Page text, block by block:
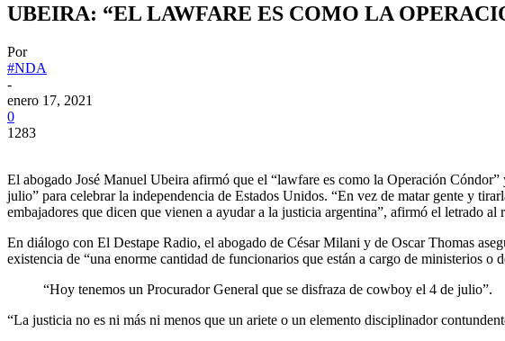
UBEIRA: “EL LAWFARE ES COMO LA
Por
#NDA
-
enero 17, 2021
0
1283
El abogado José Manuel Ubeira afirmó que el “lawfare es como la Operación
julio” para celebrar la independencia de Estados Unidos. “En vez de matar gente y
embajadores que dicen que vienen a ayudar a la justicia argentina”, afirmó el letrado
En diálogo con El Destape Radio, el abogado de César Milani y de Oscar Thomas
existencia de “una enorme cantidad de funcionarios que están a cargo de ministerios
“Hoy tenemos un Procurador General que se disfraza de cowboy el 4 de julio”.
“La justicia no es ni más ni menos que un ariete o un elemento disciplinador